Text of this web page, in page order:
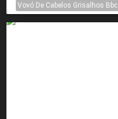
Vovó De Cabelos Grisalhos Bbc